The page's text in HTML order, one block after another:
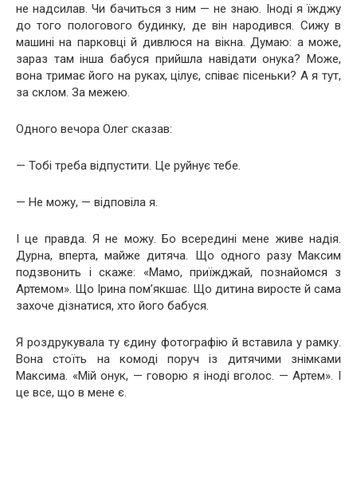
не надсилав. Чи бачиться з ним — не знаю. Іноді я їжджу
до того пологового будинку, де він народився. Сижу в
машині на парковці й дивлюся на вікна. Думаю: а може,
зараз там інша бабуся прийшла навідати онука? Може,
вона тримає його на руках, цілує, співає пісеньки? А я тут,
за склом. За межею.
Одного вечора Олег сказав:
— Тобі треба відпустити. Це руйнує тебе.
— Не можу, — відповіла я.
І це правда. Я не можу. Бо всередині мене живе надія.
Дурна, вперта, майже дитяча. Що одного разу Максим
подзвонить і скаже: «Мамо, приїжджай, познайомся з
Артемом». Що Ірина пом’якшає. Що дитина виросте й сама
захоче дізнатися, хто його бабуся.
Я роздрукувала ту єдину фотографію й вставила у рамку.
Вона стоїть на комоді поруч із дитячими знімками
Максима. «Мій онук, — говорю я іноді вголос. — Артем». І
це все, що в мене є.